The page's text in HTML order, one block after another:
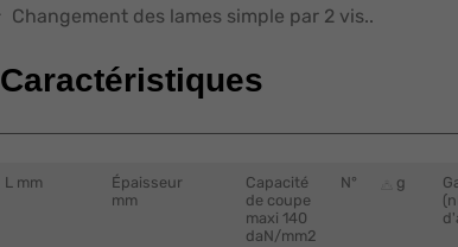
Changement des lames simple par 2 vis..
Caractéristiques
L mm
Épaisseur
mm
Capacité
de coupe
maxi 140
daN/mm2
N° g